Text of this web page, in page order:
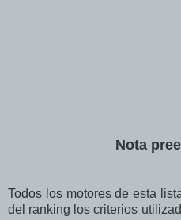
Nota
Todos los motores de esta
del ranking los criterios